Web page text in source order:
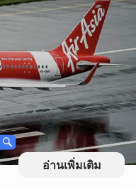
อ่านเพิ่มเติม